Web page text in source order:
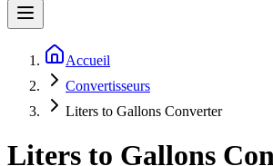
Accueil
Convertisseurs
Liters to Gallons Converter
Liters to Gallons